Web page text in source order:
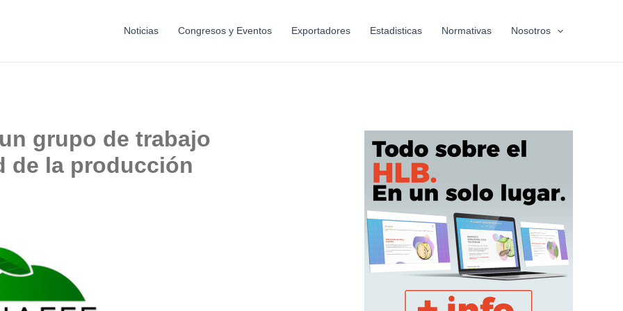
Noticias Congresos y Eventos Exportadores Estadisticas Normativas Nosotros
grupo de trabajo
de la producción